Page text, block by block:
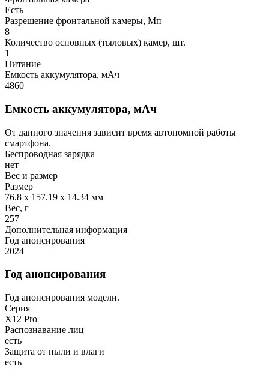
Есть
Разрешение фронтальной камеры, Мп
8
Количество основных (тыловых) камер, шт.
1
Питание
Емкость аккумулятора, мАч
4860
Емкость аккумулятора, мАч
От данного значения зависит время автономной работы
смартфона.
Беспроводная зарядка
нет
Вес и размер
Размер
76.8 х 157.19 х 14.34 мм
Вес, г
257
Дополнительная информация
Год анонсирования
2024
Год анонсирования
Год анонсирования модели.
Серия
X12 Pro
Распознавание лиц
есть
Защита от пыли и влаги
есть